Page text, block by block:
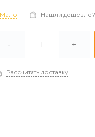
Мало Нашли дешевле?
- +
Рассчитать доставку